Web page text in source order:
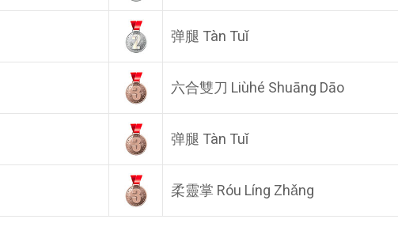
弹腿 Tàn Tuǐ
六合雙刀 Liùhé Shuāng Dāo
弹腿 Tàn Tuǐ
柔靈掌 Róu Líng Zhǎng